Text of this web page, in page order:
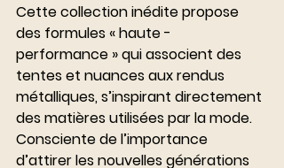
Cette collection inédite propose
des formules « haute -
performance » qui associent des
tentes et nuances aux rendus
métalliques, s’inspirant directement
des matières utilisées par la mode.
Consciente de l’importance
d’attirer les nouvelles générations